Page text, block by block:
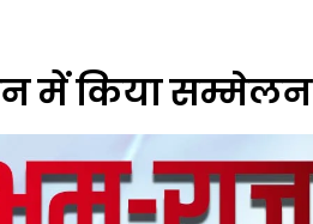
में किया सम्मेलन